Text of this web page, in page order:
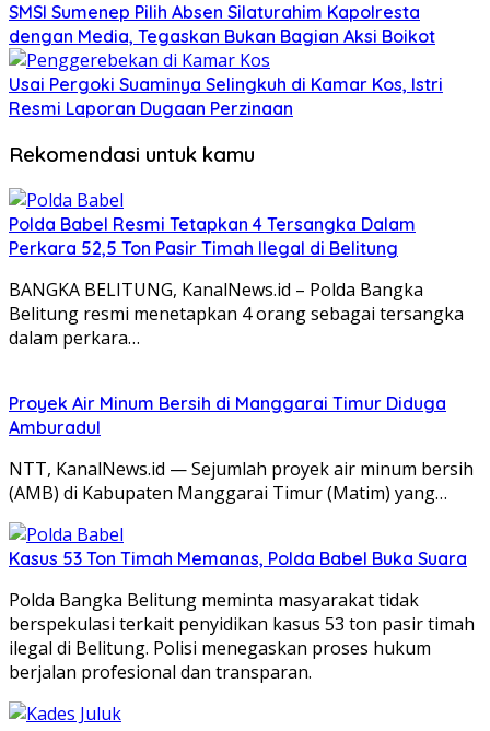
SMSI Sumenep Pilih Absen Silaturahim Kapolresta
dengan Media, Tegaskan Bukan Bagian Aksi Boikot
Usai Pergoki Suaminya Selingkuh di Kamar Kos, Istri
Resmi Laporan Dugaan Perzinaan
Rekomendasi untuk kamu
Polda Babel Resmi Tetapkan 4 Tersangka Dalam
Perkara 52,5 Ton Pasir Timah Ilegal di Belitung
BANGKA BELITUNG, KanalNews.id – Polda Bangka
Belitung resmi menetapkan 4 orang sebagai tersangka
dalam perkara…
Proyek Air Minum Bersih di Manggarai Timur Diduga
Amburadul
NTT, KanalNews.id — Sejumlah proyek air minum bersih
(AMB) di Kabupaten Manggarai Timur (Matim) yang…
Kasus 53 Ton Timah Memanas, Polda Babel Buka Suara
Polda Bangka Belitung meminta masyarakat tidak
berspekulasi terkait penyidikan kasus 53 ton pasir timah
ilegal di Belitung. Polisi menegaskan proses hukum
berjalan profesional dan transparan.